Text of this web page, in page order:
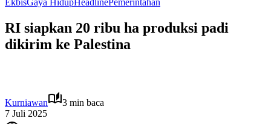
EkbisGaya HidupHeadlinePemerintahan
RI siapkan 20 ribu ha produksi padi
dikirim ke Palestina
Kurniawan
3 min baca
7 Juli 2025